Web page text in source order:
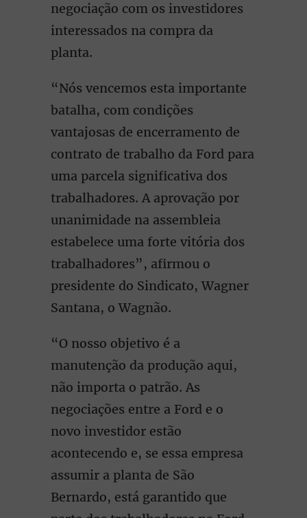
negociação com os investidores
interessados na compra da
planta.
“Nós vencemos esta importante
batalha, com condições
vantajosas de encerramento de
contrato de trabalho da Ford para
uma parcela significativa dos
trabalhadores. A aprovação por
unanimidade na assembleia
estabelece uma forte vitória dos
trabalhadores”, afirmou o
presidente do Sindicato, Wagner
Santana, o Wagnão.
“O nosso objetivo é a
manutenção da produção aqui,
não importa o patrão. As
negociações entre a Ford e o
novo investidor estão
acontecendo e, se essa empresa
assumir a planta de São
Bernardo, está garantido que